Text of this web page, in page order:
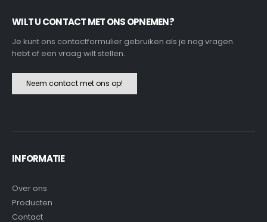
WILT U CONTACT MET ONS OPNEMEN?
Je kunt ons contactformulier gebruiken als je nog vragen
hebt of een vraag wilt stellen.
Neem contact met ons op!
INFORMATIE
Over ons
Producten
Contact